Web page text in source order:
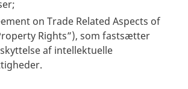
on Trade Related Aspects of
Rights”), som fastsætter
af intellektuelle